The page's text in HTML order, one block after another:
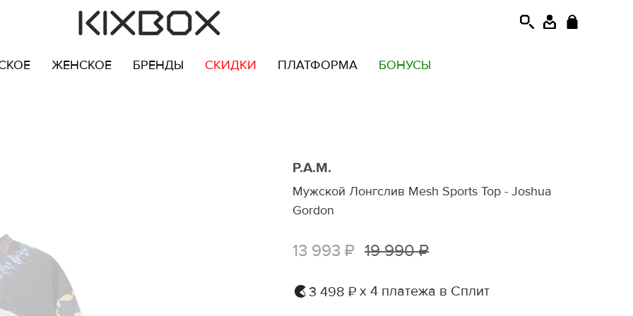
ЖЕНСКОЕ БРЕНДЫ СКИДКИ ПЛАТФОРМА БОНУСЫ
P.A.M.
Мужской Лонгслив Mesh Sports Top - Joshua
Gordon
13 993 ₽ 19 990 ₽
3 498 ₽ х 4 платежа в Сплит